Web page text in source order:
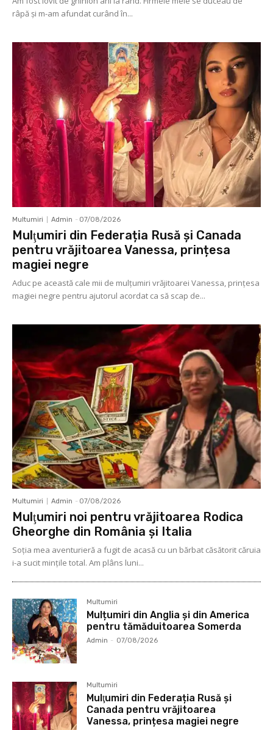
râpă şi m-am afundat curând în...
Multumiri Admin - 07/08/2026
Mulţumiri din Federația Rusă și Canada
pentru vrăjitoarea Vanessa, prințesa
magiei negre
Aduc pe această cale mii de mulţumiri vrăjitoarei Vanessa, prințesa
magiei negre pentru ajutorul acordat ca să scap de...
Multumiri Admin - 07/08/2026
Mulţumiri noi pentru vrăjitoarea Rodica
Gheorghe din România și Italia
Soţia mea aventurieră a fugit de acasă cu un bărbat căsătorit căruia
i-a sucit mințile total. Am plâns luni...
Multumiri
Mulțumiri din Anglia și din America
pentru tămăduitoarea Somerda
Admin - 07/08/2026
Multumiri
Mulţumiri din Federația Rusă și
Canada pentru vrăjitoarea
Vanessa, prințesa magiei negre